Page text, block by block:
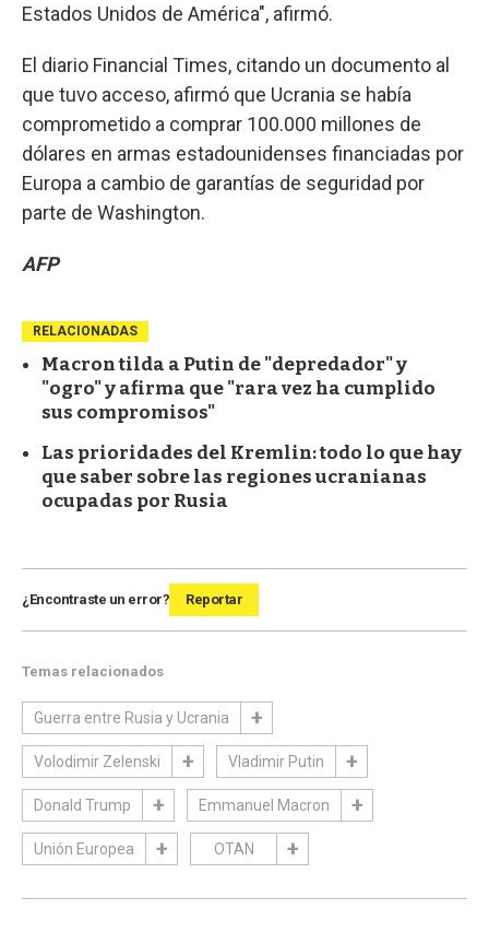
Estados Unidos de América", afirmó.
El diario Financial Times, citando un documento al
que tuvo acceso, afirmó que Ucrania se había
comprometido a comprar 100.000 millones de
dólares en armas estadounidenses financiadas por
Europa a cambio de garantías de seguridad por
parte de Washington.
AFP
RELACIONADAS
Macron tilda a Putin de "depredador" y
"ogro" y afirma que "rara vez ha cumplido
sus compromisos"
Las prioridades del Kremlin: todo lo que hay
que saber sobre las regiones ucranianas
ocupadas por Rusia
¿Encontraste un error? Reportar
Temas relacionados
Guerra entre Rusia y Ucrania
Volodimir Zelenski Vladimir Putin
Donald Trump Emmanuel Macron
Unión Europea OTAN